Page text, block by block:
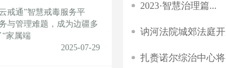
戒通”智慧戒毒服务平
与管理难题，成为边疆多
家属端
2025-07-29
2023·智慧治理篇...
讷河法院城郊法庭
扎赉诺尔综治中心